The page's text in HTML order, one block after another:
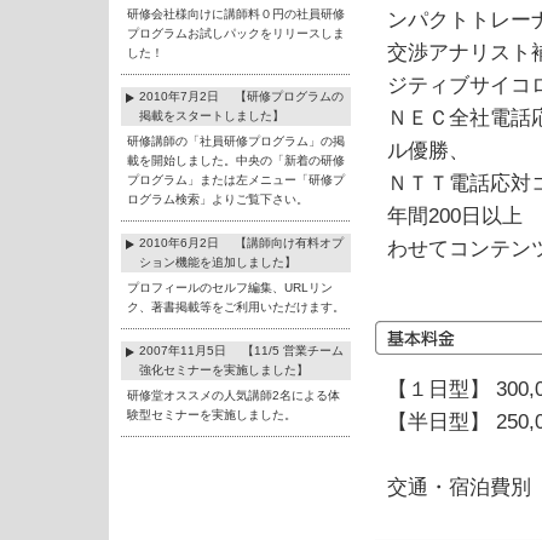
研修会社様向けに講師料０円の社員研修
プログラムお試しパックをリリースしま
した！
2010年7月2日 【研修プログラムの
掲載をスタートしました】
研修講師の「社員研修プログラム」の掲
載を開始しました。中央の「新着の研修
プログラム」または左メニュー「研修プ
ログラム検索」よりご覧下さい。
2010年6月2日 【講師向け有料オプ
ション機能を追加しました】
プロフィールのセルフ編集、URLリン
ク、著書掲載等をご利用いただけます。
2007年11月5日 【11/5 営業チーム
強化セミナーを実施しました】
研修堂オススメの人気講師2名による体
験型セミナーを実施しました。
ンパクトトレ
交渉アナリス
ジティブサイコ
ＮＥＣ全社電話
ル優勝、
ＮＴＴ電話応対
年間200日以上
わせてコンテン
【１日型】
【半日型】
交通・宿泊費別